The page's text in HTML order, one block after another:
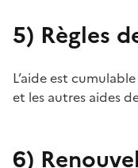
5) Règles
L’aide est
et les autres aides
6)